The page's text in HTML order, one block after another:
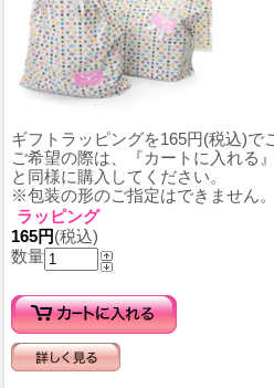
ギフトラッピングを165円(税込)で
ご希望の際は、『カートに入れる
と同様に購入してください。
※包装の形のご指定はできません
ラッピング
165円(税込)
数量